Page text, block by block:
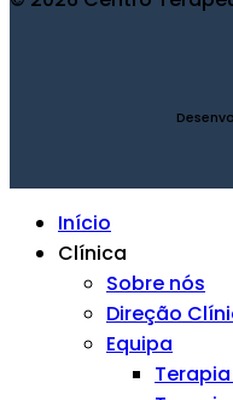
Início
Clínica
Sobre nós
Direção
Equipa